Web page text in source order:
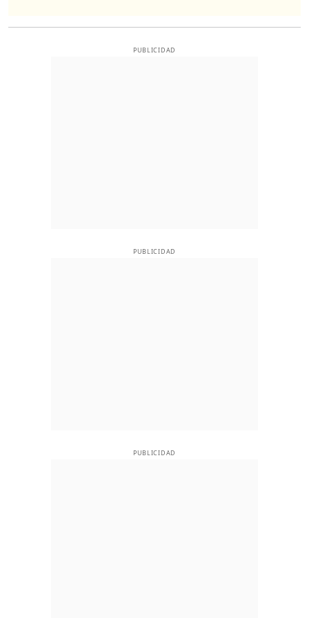
PUBLICIDAD
PUBLICIDAD
PUBLICIDAD